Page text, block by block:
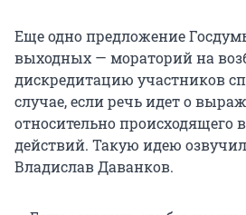
Еще одно предложение
выходных — мораторий на
дискредитацию участников
случае, если речь идет о
относительно происходящего
действий. Такую идею
Владислав Даванков.